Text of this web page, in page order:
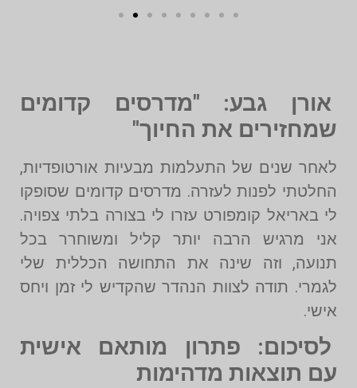
אורן גבע: "מדרסים קדומים
שמחזירים את החיוך"
לאחר שנים של התעלמות מבעיות אורטופדיות,
החלטתי לפנות לעזרה. מדרסים קדומים שסופקו
לי באריאל קומפורט עזרו לי בצורה בלתי צפויה.
אני מרגיש הרבה יותר קליל ומשוחרר בכל
תנועה, וזה שינה את התחושה הכללית שלי
לגמרי. תודה לצוות הנהדר שהקדיש לי זמן ויחס
אישי.
לסיכום: פתרון מותאם אישית
עם תוצאות מדהימות